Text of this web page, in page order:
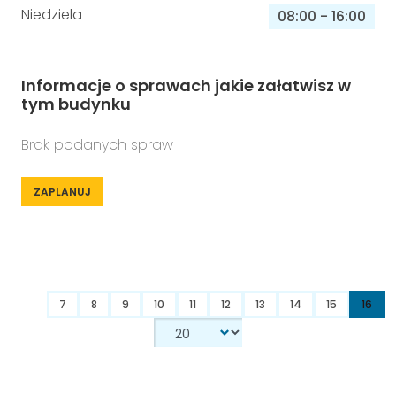
Niedziela
08:00 - 16:00
Informacje o sprawach jakie załatwisz w
tym budynku
Brak podanych spraw
ZAPLANUJ
7 8 9 10 11 12 13 14 15 16